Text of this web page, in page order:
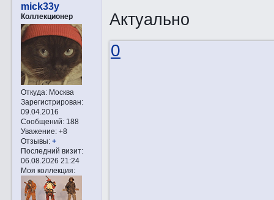
mick33y
Коллекционер
Откуда:Москва
Зарегистрирован:
09.04.2016
Сообщений:188
Уважение: +8
Отзывы: +
Последний визит:
06.08.2026 21:24
Моя коллекция:
Актуально
0